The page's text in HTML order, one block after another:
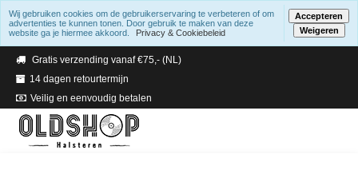
Verzending binnen 2 a 3 werkdagen
Gratis verzending vanaf €75,- (NL)
14 dagen retourtermijn
Veilig en eenvoudig betalen
Wij gebruiken cookies om de gebruikerservaring te verbeteren of om
advertenties te kunnen tonen. Door gebruik te maken van deze
website ga je hiermee akkoord.
Privacy & Cookiebeleid
Accepteren
Weigeren